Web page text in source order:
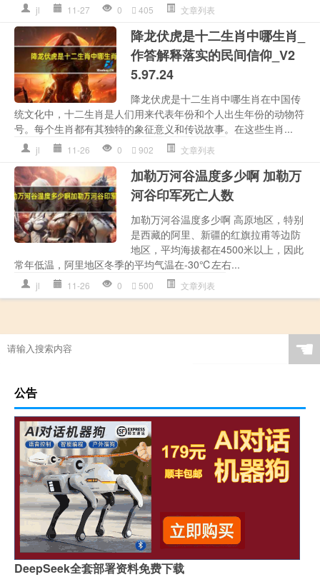
jl 11-27 0 405 文章列表
降龙伏虎是十二生肖中哪生肖_
作答解释落实的民间信仰_V2
5.97.24
降龙伏虎是十二生肖中哪生肖在中国传
统文化中，十二生肖是人们用来代表年份和个人出生年份的动物符
号。每个生肖都有其独特的象征意义和传说故事。在这些生肖...
jl 11-26 0 902 文章列表
加勒万河谷温度多少啊 加勒万
河谷印军死亡人数
加勒万河谷温度多少啊 高原地区，特别
是西藏的阿里、新疆的红旗拉甫等边防
地区，平均海拔都在4500米以上，因此
常年低温，阿里地区冬季的平均气温在-30℃左右...
jl 11-26 0 500 文章列表
☚
公告
DeepSeek全套部署资料免费下载